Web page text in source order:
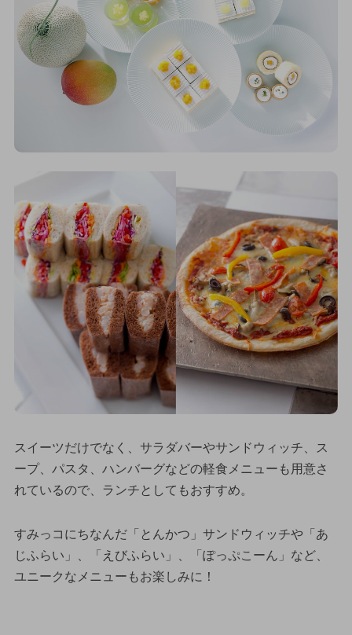
スイーツだけでなく、サラダバーやサンドウィッチ、ス
ープ、パスタ、ハンバーグなどの軽食メニューも用意さ
れているので、ランチとしてもおすすめ。
すみっコにちなんだ「とんかつ」サンドウィッチや「あ
じふらい」、「えびふらい」、「ぽっぷこーん」など、
ユニークなメニューもお楽しみに！